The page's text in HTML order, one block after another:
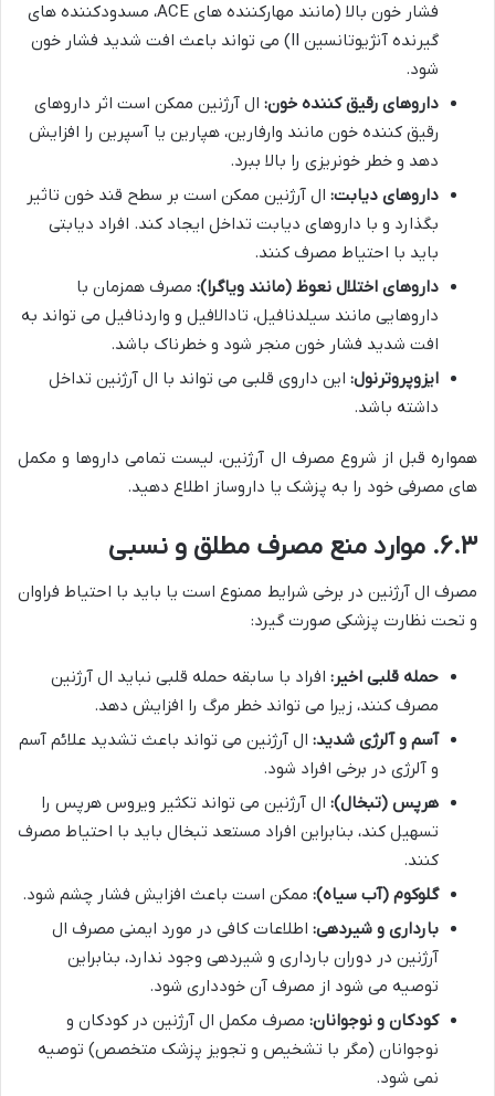
فشار خون بالا (مانند مهارکننده های ACE، مسدودکننده های
گیرنده آنژیوتانسین II) می تواند باعث افت شدید فشار خون
شود.
داروهای رقیق کننده خون: ال آرژنین ممکن است اثر داروهای
رقیق کننده خون مانند وارفارین، هپارین یا آسپرین را افزایش
دهد و خطر خونریزی را بالا ببرد.
داروهای دیابت: ال آرژنین ممکن است بر سطح قند خون تاثیر
بگذارد و با داروهای دیابت تداخل ایجاد کند. افراد دیابتی
باید با احتیاط مصرف کنند.
داروهای اختلال نعوظ (مانند ویاگرا): مصرف همزمان با
داروهایی مانند سیلدنافیل، تادالافیل و واردنافیل می تواند به
افت شدید فشار خون منجر شود و خطرناک باشد.
ایزوپروترنول: این داروی قلبی می تواند با ال آرژنین تداخل
داشته باشد.
همواره قبل از شروع مصرف ال آرژنین، لیست تمامی داروها و مکمل
های مصرفی خود را به پزشک یا داروساز اطلاع دهید.
۶.۳. موارد منع مصرف مطلق و نسبی
مصرف ال آرژنین در برخی شرایط ممنوع است یا باید با احتیاط فراوان
و تحت نظارت پزشکی صورت گیرد:
حمله قلبی اخیر: افراد با سابقه حمله قلبی نباید ال آرژنین
مصرف کنند، زیرا می تواند خطر مرگ را افزایش دهد.
آسم و آلرژی شدید: ال آرژنین می تواند باعث تشدید علائم آسم
و آلرژی در برخی افراد شود.
هرپس (تبخال): ال آرژنین می تواند تکثیر ویروس هرپس را
تسهیل کند، بنابراین افراد مستعد تبخال باید با احتیاط مصرف
کنند.
گلوکوم (آب سیاه): ممکن است باعث افزایش فشار چشم شود.
بارداری و شیردهی: اطلاعات کافی در مورد ایمنی مصرف ال
آرژنین در دوران بارداری و شیردهی وجود ندارد، بنابراین
توصیه می شود از مصرف آن خودداری شود.
کودکان و نوجوانان: مصرف مکمل ال آرژنین در کودکان و
نوجوانان (مگر با تشخیص و تجویز پزشک متخصص) توصیه
نمی شود.